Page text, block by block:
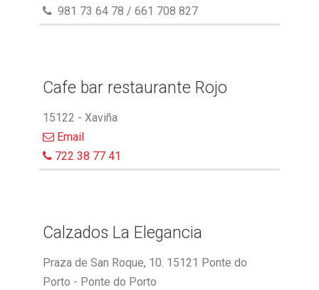
981 73 64 78 / 661 708 827
Cafe bar restaurante Rojo
15122 - Xaviña
Email
722 38 77 41
Calzados La Elegancia
Praza de San Roque, 10. 15121 Ponte do
Porto - Ponte do Porto